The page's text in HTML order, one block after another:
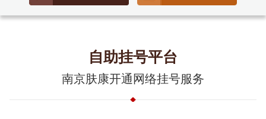
自助挂号平台
南京肤康开通网络挂号服务